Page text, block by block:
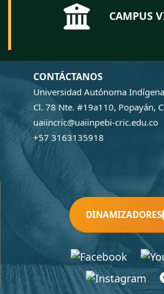
CAMPUS
CONTÁCTANOS
Universidad Autónoma
Cl. 78 Nte. #19a110, Popayán,
uaiincric@uaiinpebi-cric.edu.co
+57 3163135918
DINAMIZADORES